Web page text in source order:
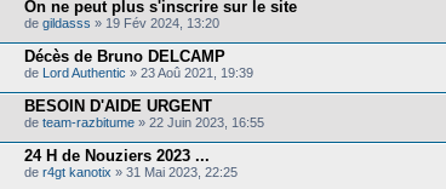
On ne peut plus s'inscrire sur le site
de gildasss » 19 Fév 2024, 13:20
Décès de Bruno DELCAMP
de Lord Authentic » 23 Aoû 2021, 19:39
BESOIN D'AIDE URGENT
de team-razbitume » 22 Juin 2023, 16:55
24 H de Nouziers 2023 ...
de r4gt kanotix » 31 Mai 2023, 22:25